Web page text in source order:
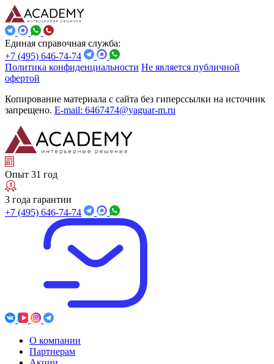
Единая справочная служба:
+7 (495) 646-74-74
Политика конфиденциальности Не является публичной
офертой
Копирование материала с сайта без гиперссылки на источник
запрещено. E-mail: 6467474@yaguar-m.ru
Опыт 31 год
3 года гарантии
+7 (495) 646-74-74
О компании
Партнерам